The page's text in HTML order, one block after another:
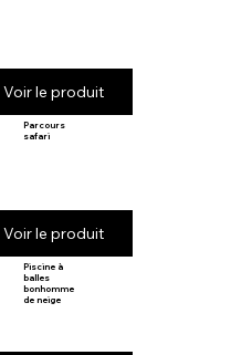
Voir le produit
Parcours
safari
Voir le produit
Piscine à
balles
bonhomme
de neige